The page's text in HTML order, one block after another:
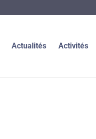
Actualités Activités